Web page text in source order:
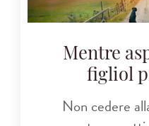
Mentre
figliol
Non cedere